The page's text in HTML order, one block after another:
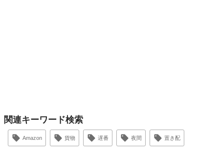
関連キーワード検索
Amazon 貨物 遅番 夜間 置き配